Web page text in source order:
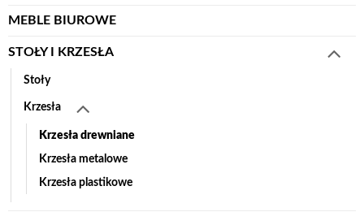
MEBLE BIUROWE
STOŁY I KRZESŁA
Stoły
Krzesła
Krzesła drewniane
Krzesła metalowe
Krzesła plastikowe